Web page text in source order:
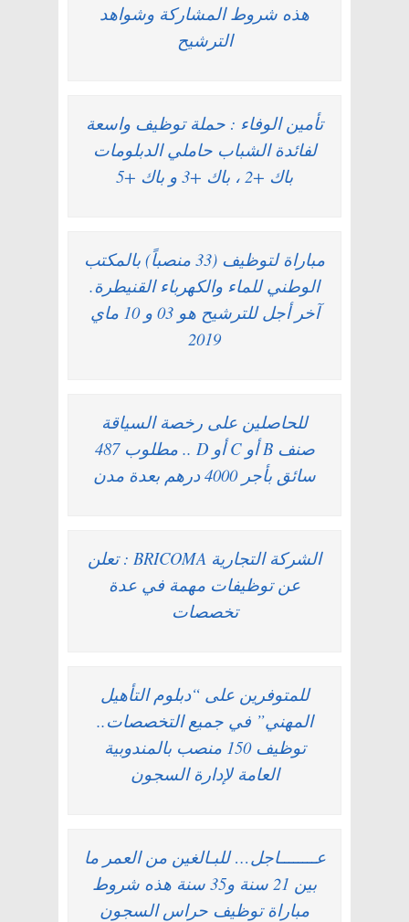
هذه شروط المشاركة وشواهد
الترشيح
تأمين الوفاء : حملة توظيف واسعة
لفائدة الشباب حاملي الدبلومات
باك +2 ، باك +3 و باك +5
مباراة لتوظيف (33 منصباً) بالمكتب
الوطني للماء والكهرباء القنيطرة.
آخر أجل للترشيح هو 03 و 10 ماي
2019
للحاصلين على رخصة السياقة
صنف B أو C أو D .. مطلوب 487
سائق بأجر 4000 درهم بعدة مدن
الشركة التجارية BRICOMA : تعلن
عن توظيفات مهمة في عدة
تخصصات
للمتوفرين على “دبلوم التأهيل
المهني” في جميع التخصصات..
توظيف 150 منصب بالمندوبية
العامة لإدارة السجون
عــــــــاجل… للبـالغين من العمر ما
بين 21 سنة و35 سنة هذه شروط
مباراة توظيف حراس السجون